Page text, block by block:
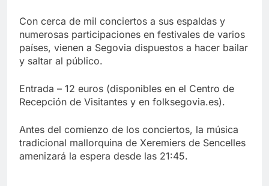
Con cerca de mil conciertos a sus espaldas y
numerosas participaciones en festivales de varios
países, vienen a Segovia dispuestos a hacer bailar
y saltar al público.
Entrada – 12 euros (disponibles en el Centro de
Recepción de Visitantes y en folksegovia.es).
Antes del comienzo de los conciertos, la música
tradicional mallorquina de Xeremiers de Sencelles
amenizará la espera desde las 21:45.